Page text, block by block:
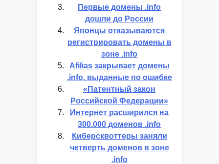
Первые домены .info
дошли до России
Японцы отказываются
регистрировать домены в
зоне .info
Afilias закрывает домены
.info, выданные по ошибке
«Патентный закон
Российской Федерации»
Интернет расширился на
300.000 доменов .info
Киберсквоттеры заняли
четверть доменов в зоне
.info